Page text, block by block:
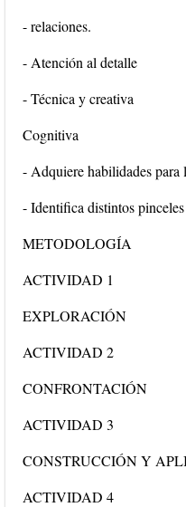
- relaciones.
- Atención al detalle
- Técnica y creativa
Cognitiva
- Adquiere habilidades para
- Identifica distintos
METODOLOGÍA
ACTIVIDAD 1
EXPLORACIÓN
ACTIVIDAD 2
CONFRONTACIÓN
ACTIVIDAD 3
CONSTRUCCIÓN Y
ACTIVIDAD 4